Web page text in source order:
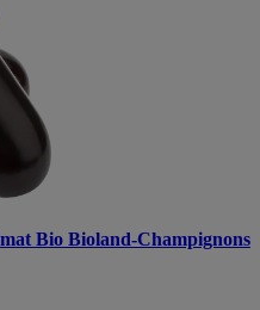
Bio Bioland-Champignons